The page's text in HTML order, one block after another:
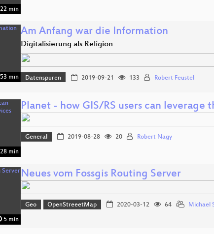
22 min
53 min
Am Anfang war die Information
Digitalisierung als Religion
Datenspuren 2019-09-21 133 Robert Feustel
28 min
Planet - how GIS/RS users can leverage
General 2019-08-28 20 Robert Nagy
5 min
Neues vom Fossgis Routing Server
Geo OpenStreeetMap 2020-03-12 64 Michael